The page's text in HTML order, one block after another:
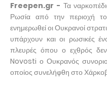
Freepen.gr - Τα
Ρωσία από την περιοχή
ενημερωθεί οι Ουκρανοί
υπάρχουν και οι ρωσικές
πλευρές όπου ο εχθρός
Novosti ο Ουκρανός
οποίος συνελήφθη στο